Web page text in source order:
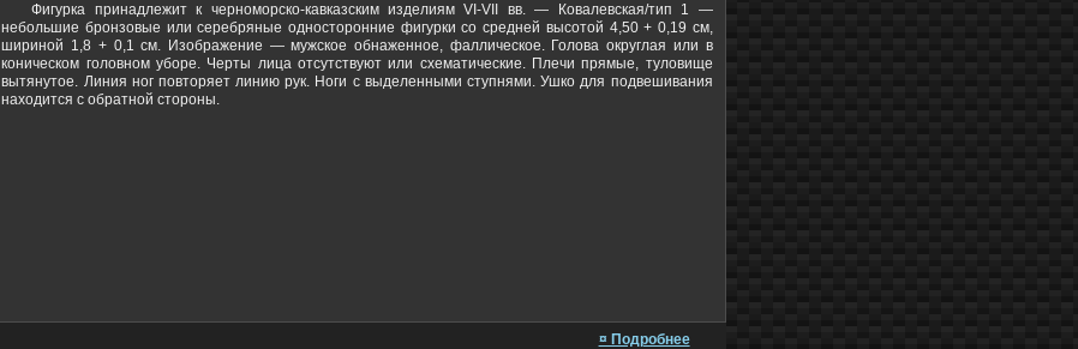
Фигурка принадлежит к черноморско-кавказским изделиям VI-VII вв. — Ковалевская/тип 1 —
небольшие бронзовые или серебряные односторонние фигурки со средней высотой 4,50 + 0,19 см,
шириной 1,8 + 0,1 см. Изображение — мужское обнаженное, фаллическое. Голова округлая или в
коническом головном уборе. Черты лица отсутствуют или схематические. Плечи прямые, туловище
вытянутое. Линия ног повторяет линию рук. Ноги с выделенными ступнями. Ушко для подвешивания
находится с обратной стороны.
¤ Подробнее